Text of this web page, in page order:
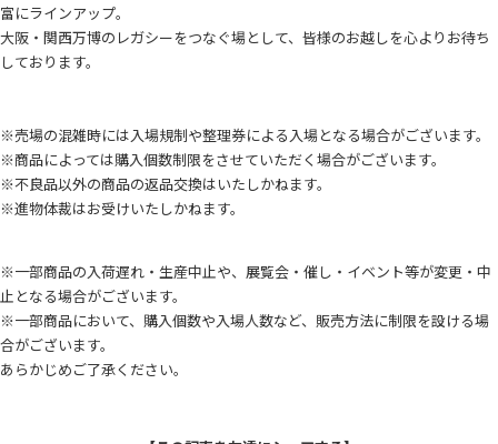
富にラインアップ。
大阪・関西万博のレガシーをつなぐ場として、皆様のお越しを心よりお待ち
しております。
※売場の混雑時には入場規制や整理券による入場となる場合がございます。
※商品によっては購入個数制限をさせていただく場合がございます。
※不良品以外の商品の返品交換はいたしかねます。
※進物体裁はお受けいたしかねます。
※一部商品の入荷遅れ・生産中止や、展覧会・催し・イベント等が変更・中
止となる場合がございます。
※一部商品において、購入個数や入場人数など、販売方法に制限を設ける場
合がございます。
あらかじめご了承ください。